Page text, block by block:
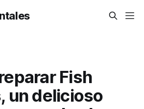
Fish
un delicioso